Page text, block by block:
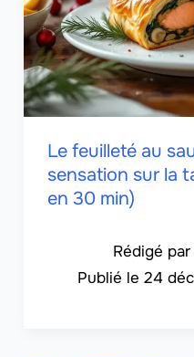
Le feuilleté au
sensation sur la
en 30 min)
24